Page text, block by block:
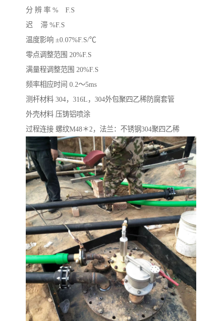
分 辨 率 % F.S
迟 滞 %F.S
温度影响 ±0.07%F.S/℃
零点调整范围 20%F.S
满量程调整范围 20%F.S
频率相应时间 0.2～5ms
测杆材料 304，316L，304外包聚四乙稀防腐套管
外壳材料 压铸铝喷涂
过程连接 螺纹M48＊2，法兰：不锈钢304聚四乙稀